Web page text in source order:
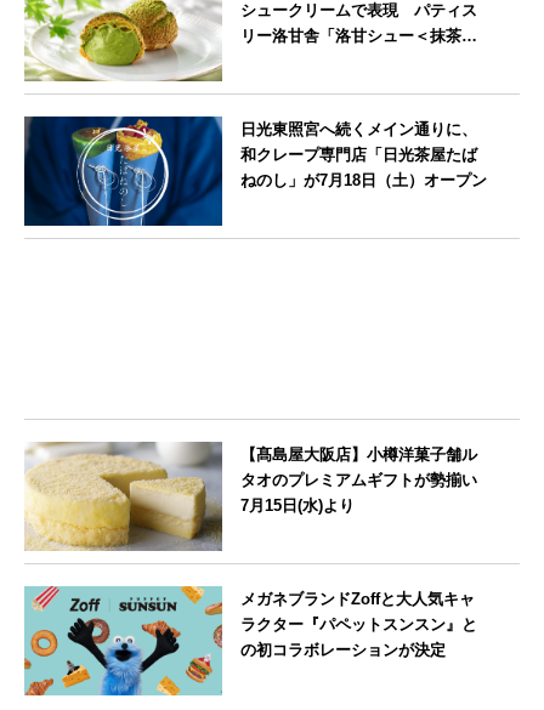
シュークリームで表現 パティス
リー洛甘舎「洛甘シュー＜抹茶
日光東照宮へ続くメイン通りに、
和クレープ専門店「日光茶屋たば
ねのし」が7月18日（土）オープン
【髙島屋大阪店】小樽洋菓子舗ル
タオのプレミアムギフトが勢揃い
7月15日(水)より
メガネブランドZoffと大人気キャ
ラクター『パペットスンスン』と
の初コラボレーションが決定